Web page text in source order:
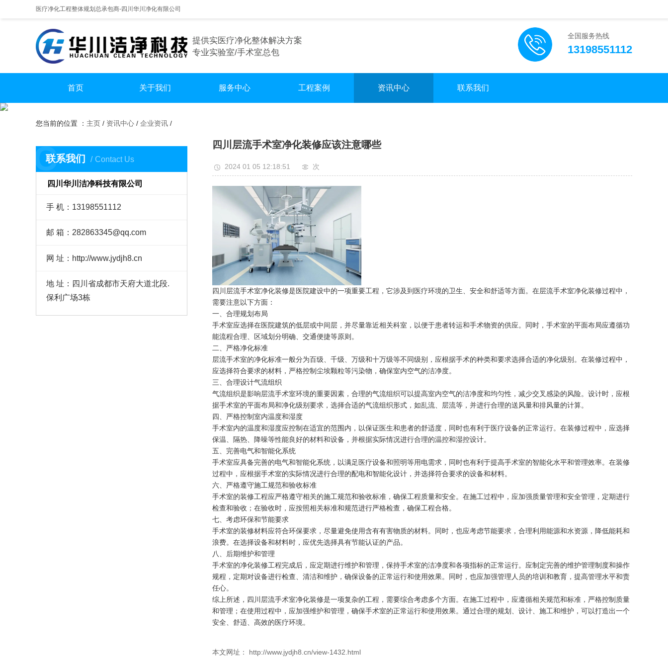
医疗净化工程整体规划总承包商-四川华川净化有限公司
提供实医疗净化整体解决方案
专业实验室/手术室总包
全国服务热线
13198551112
首页 关于我们 服务中心
无尘车间净化装修
工程案例
无尘车间
资讯中心 联系我们
您当前的位置 ： 主页 / 资讯中心 / 企业资讯 /
联系我们 Contact Us
C
四川华川洁净科技有限公司
手 机：13198551112
邮 箱：282863345@qq.com
网 址：http://www.jydjh8.cn
地 址：四川省成都市天府大道北段.
保利广场3栋
四川层流手术室净化装修应该注意哪些
2024 01 05 12:18:51 次
四川层流手术室净化装修是医院建设中的一项重要工程，它涉及到医疗环境的卫生、安全和舒适等方面。在层流手术室净化装修过程中，
需要注意以下方面：
一、合理规划布局
手术室应选择在医院建筑的低层或中间层，并尽量靠近相关科室，以便于患者转运和手术物资的供应。同时，手术室的平面布局应遵循功
能流程合理、区域划分明确、交通便捷等原则。
二、严格净化标准
层流手术室的净化标准一般分为百级、千级、万级和十万级等不同级别，应根据手术的种类和要求选择合适的净化级别。在装修过程中，
应选择符合要求的材料，严格控制尘埃颗粒等污染物，确保室内空气的洁净度。
三、合理设计气流组织
气流组织是影响层流手术室环境的重要因素，合理的气流组织可以提高室内空气的洁净度和均匀性，减少交叉感染的风险。设计时，应根
据手术室的平面布局和净化级别要求，选择合适的气流组织形式，如乱流、层流等，并进行合理的送风量和排风量的计算。
四、严格控制室内温度和湿度
手术室内的温度和湿度应控制在适宜的范围内，以保证医生和患者的舒适度，同时也有利于医疗设备的正常运行。在装修过程中，应选择
保温、隔热、降噪等性能良好的材料和设备，并根据实际情况进行合理的温控和湿控设计。
五、完善电气和智能化系统
手术室应具备完善的电气和智能化系统，以满足医疗设备和照明等用电需求，同时也有利于提高手术室的智能化水平和管理效率。在装修
过程中，应根据手术室的实际情况进行合理的配电和智能化设计，并选择符合要求的设备和材料。
六、严格遵守施工规范和验收标准
手术室的装修工程应严格遵守相关的施工规范和验收标准，确保工程质量和安全。在施工过程中，应加强质量管理和安全管理，定期进行
检查和验收；在验收时，应按照相关标准和规范进行严格检查，确保工程合格。
七、考虑环保和节能要求
手术室的装修材料应符合环保要求，尽量避免使用含有有害物质的材料。同时，也应考虑节能要求，合理利用能源和水资源，降低能耗和
浪费。在选择设备和材料时，应优先选择具有节能认证的产品。
八、后期维护和管理
手术室的净化装修工程完成后，应定期进行维护和管理，保持手术室的洁净度和各项指标的正常运行。应制定完善的维护管理制度和操作
规程，定期对设备进行检查、清洁和维护，确保设备的正常运行和使用效果。同时，也应加强管理人员的培训和教育，提高管理水平和责
任心。
综上所述，四川层流手术室净化装修是一项复杂的工程，需要综合考虑多个方面。在施工过程中，应遵循相关规范和标准，严格控制质量
和管理；在使用过程中，应加强维护和管理，确保手术室的正常运行和使用效果。通过合理的规划、设计、施工和维护，可以打造出一个
安全、舒适、高效的医疗环境。
本文网址： http://www.jydjh8.cn/view-1432.html